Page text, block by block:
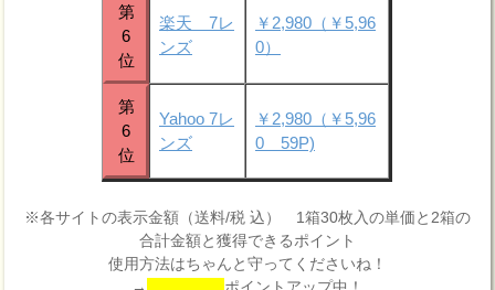
第
6
位
楽天 7レ
ンズ
￥2,980（￥5,96
0）
第
6
位
Yahoo 7レ
ンズ
￥2,980（￥5,96
0 59P)
※各サイトの表示金額（送料/税 込） 1箱30枚入の単価と2箱の
合計金額と獲得できるポイント
使用方法はちゃんと守ってくださいね！